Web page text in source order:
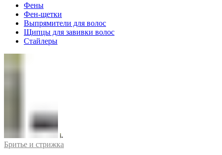
Фены
Фен-щетки
Выпрямители для волос
Щипцы для завивки волос
Стайлеры
Бритье и стрижка